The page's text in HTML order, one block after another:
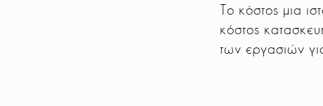
Το κόστος μια
κόστος
των εργασιών